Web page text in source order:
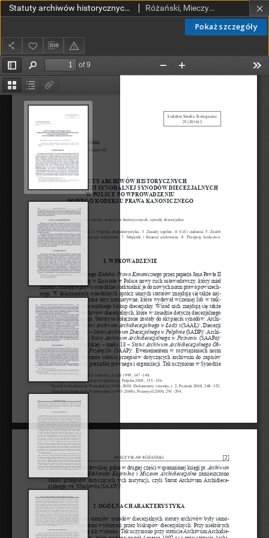
Pokaż szczegóły
Statuty archiwów historycznych w dokumentacji synodalnej synodów diecezjalnych w Polsce po wprowadzeniu nowego Kodeksu Prawa Kanonicznego Różański, Mieczysław, ks.